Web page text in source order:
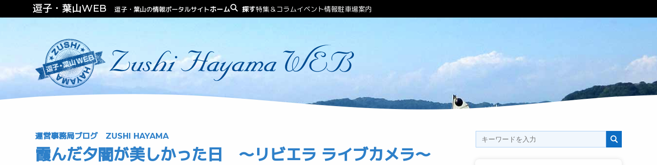
逗子・葉山WEB 逗子・葉山の情報ポータルサイトホーム 探す特集＆コラムイベント情報駐車場案内
運営事務局ブログ ZUSHI HAYAMA
霞んだ夕闇が美しかった日 〜リビエラ ライブカメラ〜
ファッションビューティー不動産（住む・泊まる）